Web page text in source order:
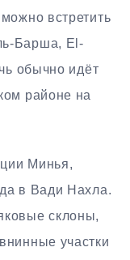
встретить
Барша, El-
обычно идёт
районе на
Минья,
в Вади Нахла.
склоны,
участки